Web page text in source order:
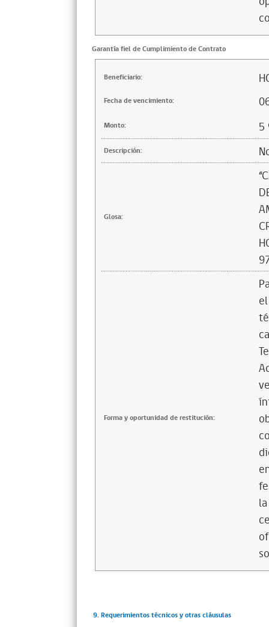
Garantía fiel de Cumplimiento de Contrato
Beneficiario:
Fecha de vencimiento:
Monto: 5
Descripción:
Glosa:
Forma y oportunidad de restitución:
9. Requerimientos técnicos y otras cláusulas